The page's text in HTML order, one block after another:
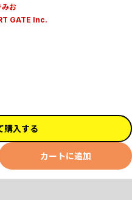
みお
GATE Inc.
購入する
カートに追加